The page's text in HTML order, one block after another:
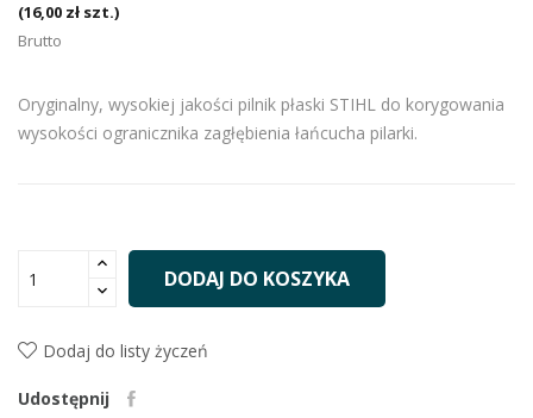
(16,00 zł szt.)
Brutto
Oryginalny, wysokiej jakości pilnik płaski STIHL do korygowania
wysokości ogranicznika zagłębienia łańcucha pilarki.
DODAJ DO KOSZYKA
Dodaj do listy życzeń
Udostępnij